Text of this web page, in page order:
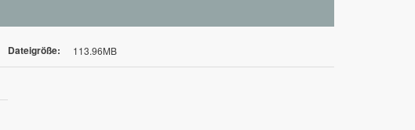
Dateigröße: 113.96MB